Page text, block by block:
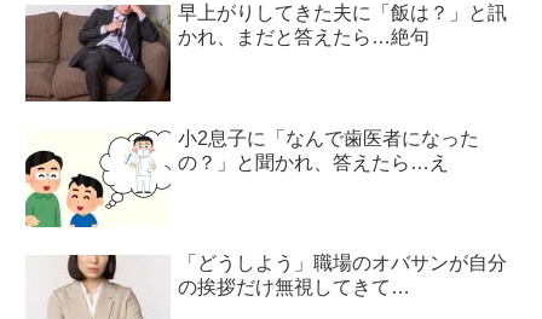
早上がりしてきた夫に「飯は？」と訊
かれ、まだと答えたら…絶句
小2息子に「なんで歯医者になった
の？」と聞かれ、答えたら…え
「どうしよう」職場のオバサンが自分
の挨拶だけ無視してきて…